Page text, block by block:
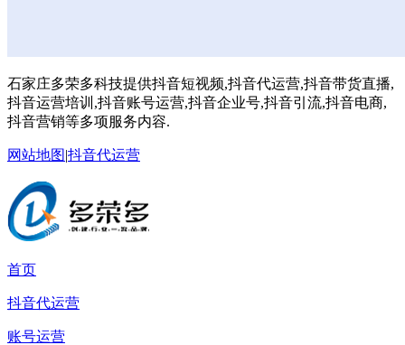
石家庄多荣多科技提供抖音短视频,抖音代运营,抖音带货直播,
抖音运营培训,抖音账号运营,抖音企业号,抖音引流,抖音电商,
抖音营销等多项服务内容.
网站地图|抖音代运营
首页
抖音代运营
账号运营